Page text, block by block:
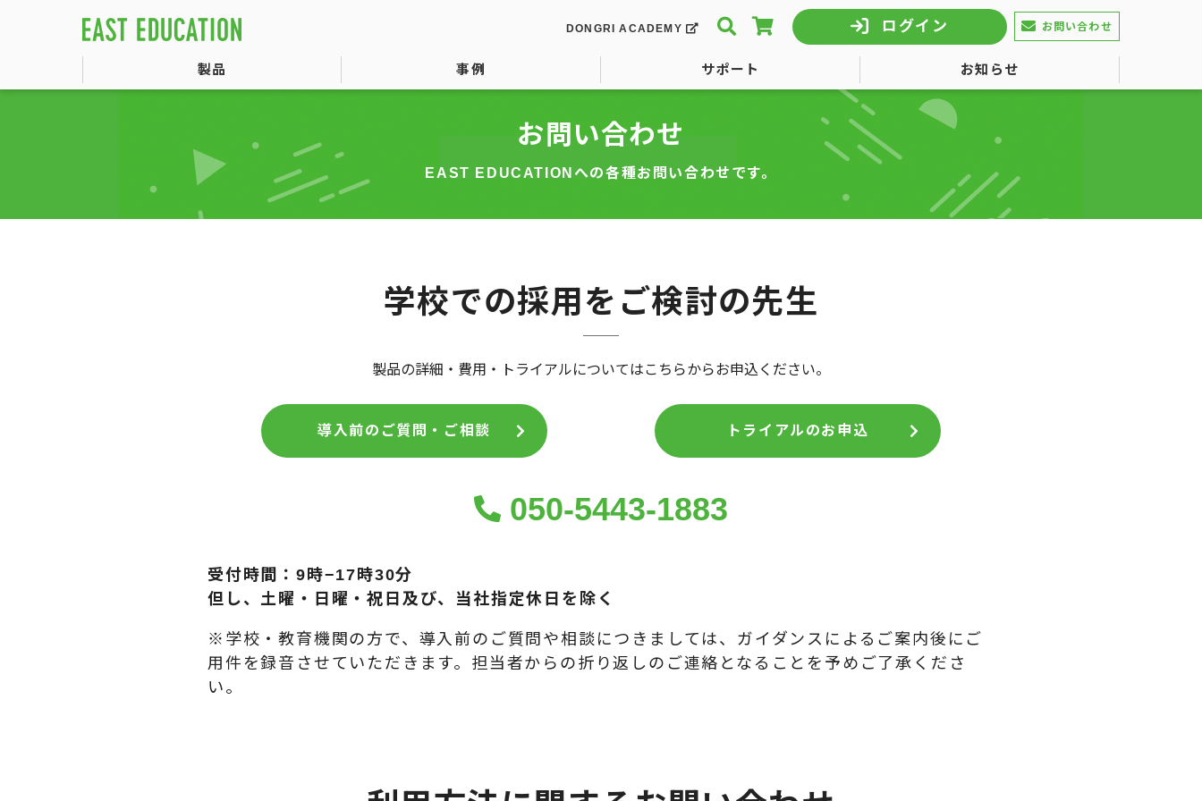
DONGRIACADEMY ログイン お問い合わせ
製品 事例 サポート お知らせ
お問い合わせ
EAST EDUCATIONへの各種お問い合わせです。
学校での採用をご検討の先生
製品の詳細・費用・トライアルについてはこちらからお申込ください。​
導入前のご質問・ご相談 トライアルのお申込
050-5443-1883​
受付時間：9時−17時30分
但し、土曜・日曜・祝日及び、当社指定休日を除く
※学校・教育機関の方で、導入前のご質問や相談につきましては、ガイダンスによるご案内後にご
用件を録音させていただきます。担当者からの折り返しのご連絡となることを予めご了承くださ
い。​